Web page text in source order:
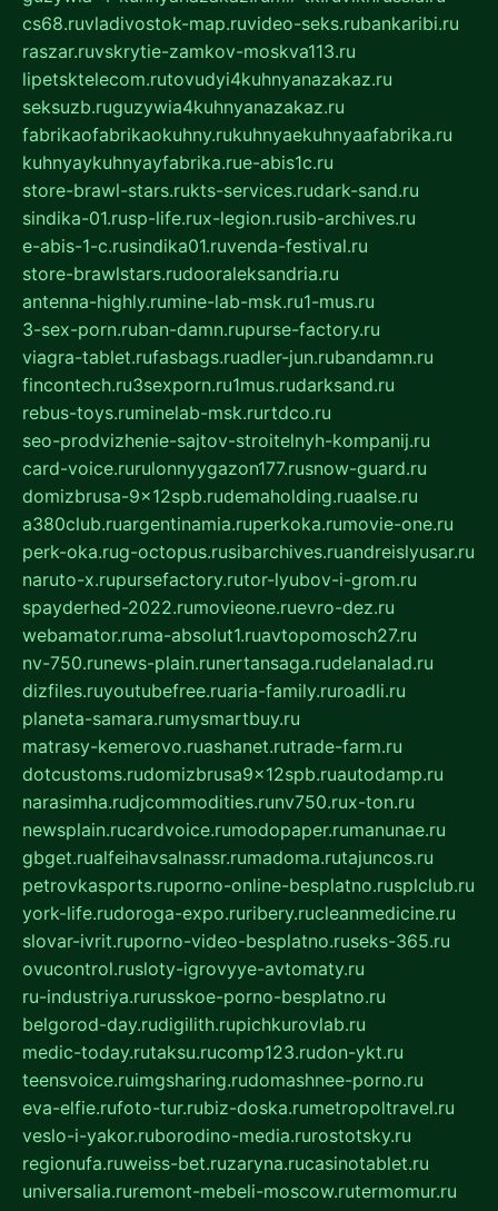
cs68.ruvladivostok-map.ruvideo-seks.rubankaribi.ru
raszar.ruvskrytie-zamkov-moskva113.ru
lipetsktelecom.rutovudyi4kuhnyanazakaz.ru
seksuzb.ruguzywia4kuhnyanazakaz.ru
fabrikaofabrikaokuhny.rukuhnyaekuhnyaafabrika.ru
kuhnyaykuhnyayfabrika.rue-abis1c.ru
store-brawl-stars.rukts-services.rudark-sand.ru
sindika-01.rusp-life.rux-legion.rusib-archives.ru
e-abis-1-c.rusindika01.ruvenda-festival.ru
store-brawlstars.rudooraleksandria.ru
antenna-highly.rumine-lab-msk.ru1-mus.ru
3-sex-porn.ruban-damn.rupurse-factory.ru
viagra-tablet.rufasbags.ruadler-jun.rubandamn.ru
fincontech.ru3sexporn.ru1mus.rudarksand.ru
rebus-toys.ruminelab-msk.rurtdco.ru
seo-prodvizhenie-sajtov-stroitelnyh-kompanij.ru
card-voice.rurulonnyygazon177.rusnow-guard.ru
domizbrusa-9x12spb.rudemaholding.ruaalse.ru
a380club.ruargentinamia.ruperkoka.rumovie-one.ru
perk-oka.rug-octopus.rusibarchives.ruandreislyusar.ru
naruto-x.rupursefactory.rutor-lyubov-i-grom.ru
spayderhed-2022.rumovieone.ruevro-dez.ru
webamator.ruma-absolut1.ruavtopomosch27.ru
nv-750.runews-plain.runertansaga.rudelanalad.ru
dizfiles.ruyoutubefree.ruaria-family.ruroadli.ru
planeta-samara.rumysmartbuy.ru
matrasy-kemerovo.ruashanet.rutrade-farm.ru
dotcustoms.rudomizbrusa9x12spb.ruautodamp.ru
narasimha.rudjcommodities.runv750.rux-ton.ru
newsplain.rucardvoice.rumodopaper.rumanunae.ru
gbget.rualfeihavsalnassr.rumadoma.rutajuncos.ru
petrovkasports.ruporno-online-besplatno.rusplclub.ru
york-life.rudoroga-expo.ruribery.rucleanmedicine.ru
slovar-ivrit.ruporno-video-besplatno.ruseks-365.ru
ovucontrol.rusloty-igrovyye-avtomaty.ru
ru-industriya.rurusskoe-porno-besplatno.ru
belgorod-day.rudigilith.rupichkurovlab.ru
medic-today.rutaksu.rucomp123.rudon-ykt.ru
teensvoice.ruimgsharing.rudomashnee-porno.ru
eva-elfie.rufoto-tur.rubiz-doska.rumetropoltravel.ru
veslo-i-yakor.ruborodino-media.rurostotsky.ru
regionufa.ruweiss-bet.ruzaryna.rucasinotablet.ru
universalia.ruremont-mebeli-moscow.rutermomur.ru